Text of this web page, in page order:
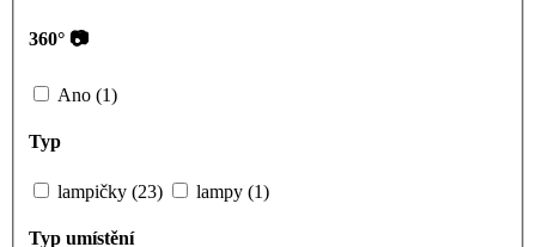
360° 📷
Ano (1)
Typ
lampičky (23) lampy (1)
Typ umístění